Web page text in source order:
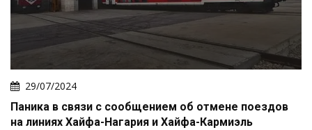
29/07/2024
Паника в связи с сообщением об отмене поездов
на линиях Хайфа-Нагария и Хайфа-Кармиэль